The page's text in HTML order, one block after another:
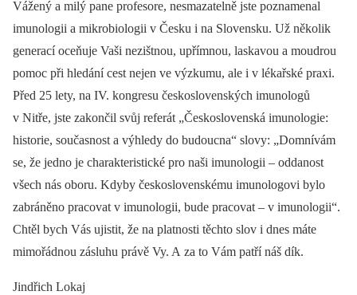
Vážený a milý pane profesore, nesmazatelně jste poznamenal
imunologii a mikrobio­logii v Česku i na Slovensku. Už několik
generací oceňuje Vaši nezištnou, upřímnou, laskavou a moudrou
pomoc při hledání cest nejen ve výzkumu, ale i v lékařské praxi.
Před 25 lety, na IV. kongresu československých imunologů
v Nitře, jste zakončil svůj referát „Československá imunologie:
historie, současnost a výhledy do budoucna“ slovy: „Domnívám
se, že jedno je charakteristické pro naši imunologii –⁠ oddanost
všech nás oboru. Kdyby československému imunologovi bylo
zabráněno pracovat v imunologii, bude pracovat –⁠ v imunologii“.
Chtěl bych Vás ujistit, že na platnosti těchto slov i dnes máte
mimořádnou zásluhu právě Vy. A za to Vám patří náš dík.
Jindřich Lokaj